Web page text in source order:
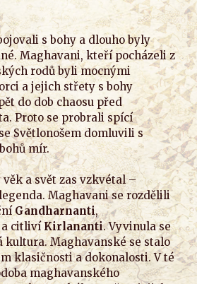
s bohy a dlouho byly
Maghavani, kteří pocházeli z
rodů byli mocnými
a jejich střety s bohy
do dob chaosu před
Proto se probrali spící
Světlonošem domluvili s
mír.
a svět zas vzkvétal –
Maghavani se rozdělili
Gandharnanti,
a citlivíKirlananti. Vyvinula se
kultura. Maghavanské se stalo
klasičnosti a dokonalosti. V té
maghavanského